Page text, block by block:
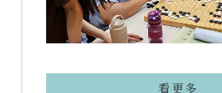
看更多